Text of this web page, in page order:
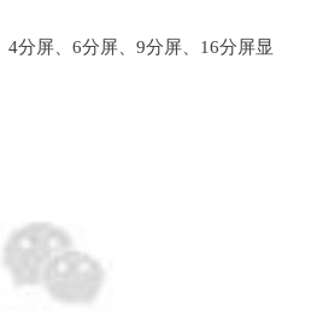
分屏、6分屏、9分屏、16分屏显